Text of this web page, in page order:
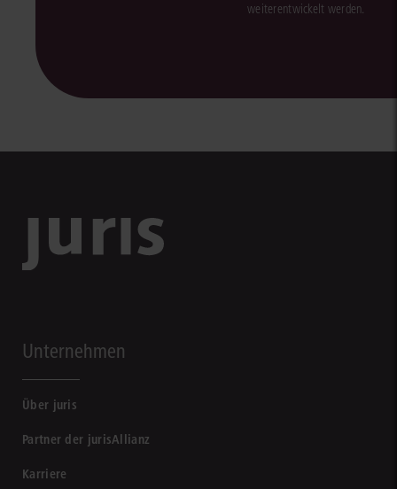
weiterentwickelt werden.
Unternehmen
Über juris
Partner der jurisAllianz
Karriere